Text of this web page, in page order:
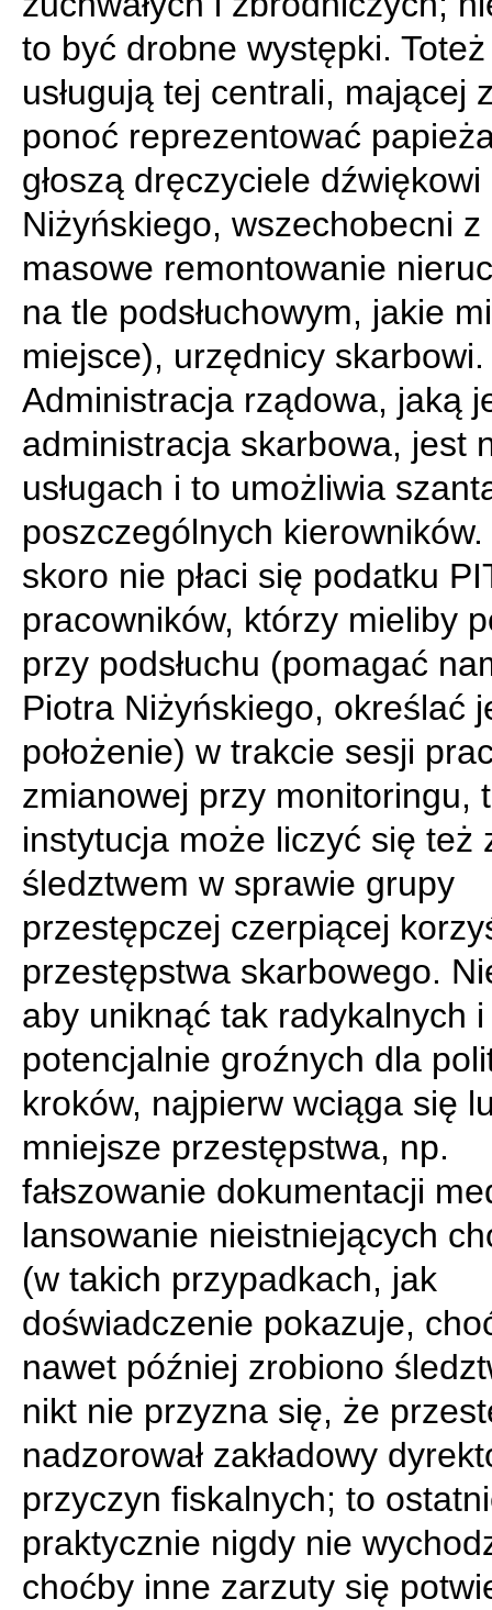
to być drobne występki.
usługują tej centrali, mającej
ponoć reprezentować
głoszą dręczyciele
Niżyńskiego, wszechobecni
masowe remontowanie
na tle podsłuchowym, jakie
miejsce), urzędnicy skarbowi.
Administracja rządowa, jaką
administracja skarbowa, jest
usługach i to umożliwia
poszczególnych
skoro nie płaci się podatku
pracowników, którzy mieliby
przy podsłuchu (pomagać
Piotra Niżyńskiego, określać
położenie) w trakcie sesji
zmianowej przy monitoringu,
instytucja może liczyć się też
śledztwem w sprawie grupy
przestępczej czerpiącej
przestępstwa skarbowego.
aby uniknąć tak radykalnych i
potencjalnie groźnych dla
kroków, najpierw wciąga się
mniejsze przestępstwa, np.
fałszowanie dokumentacji
lansowanie nieistniejących
(w takich przypadkach, jak
doświadczenie pokazuje,
nawet później zrobiono
nikt nie przyzna się, że
nadzorował zakładowy
przyczyn fiskalnych; to
praktycznie nigdy nie
choćby inne zarzuty się